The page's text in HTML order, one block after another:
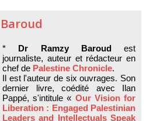
* Dr Ramzy Baroudest
journaliste, auteur et rédacteur en
chef de Palestine Chronicle.
Il est l'auteur de six ouvrages. Son
dernier livre, coédité avec Ilan
Pappé, s'intitule « Our Vision for
Liberation : Engaged Palestinian
Leaders and Intellectuals Speak